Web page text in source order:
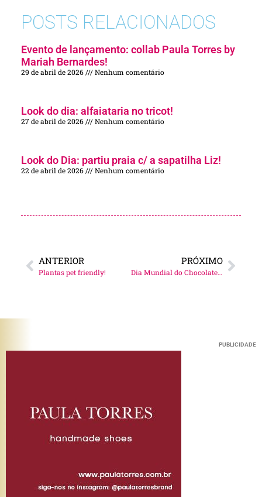
POSTS RELACIONADOS
Evento de lançamento: collab Paula Torres by
Mariah Bernardes!
29 de abril de 2026 Nenhum comentário
Look do dia: alfaiataria no tricot!
27 de abril de 2026 Nenhum comentário
Look do Dia: partiu praia c/ a sapatilha Liz!
22 de abril de 2026 Nenhum comentário
ANTERIOR
Plantas pet friendly!
PRÓXIMO
Dia Mundial do Chocolate: 7 de julho!
PUBLICIDADE